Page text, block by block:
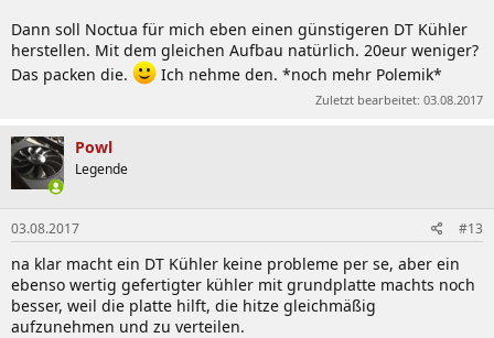
Dann soll Noctua für mich eben einen günstigeren DT Kühler
herstellen. Mit dem gleichen Aufbau natürlich. 20eur weniger?
Das packen die.
Ich nehme den. *noch mehr Polemik*
Zuletzt bearbeitet: 03.08.2017
Powl
Legende
03.08.2017 #13
na klar macht ein DT Kühler keine probleme per se, aber ein
ebenso wertig gefertigter kühler mit grundplatte machts noch
besser, weil die platte hilft, die hitze gleichmäßig
aufzunehmen und zu verteilen.